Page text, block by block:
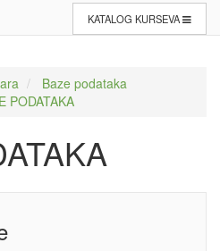
KATALOG KURSEVA
Baze podataka
PODATAKA